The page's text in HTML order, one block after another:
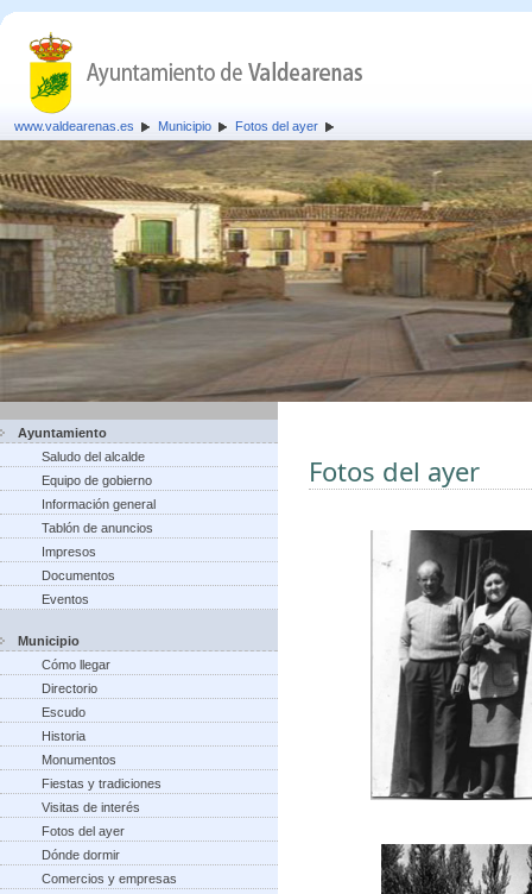
www.valdearenas.es Municipio Fotos del ayer
Ayuntamiento
Saludo del alcalde
Equipo de gobierno
Información general
Tablón de anuncios
Impresos
Documentos
Eventos
Municipio
Cómo llegar
Directorio
Escudo
Historia
Monumentos
Fiestas y tradiciones
Visitas de interés
Fotos del ayer
Dónde dormir
Comercios y empresas
Fotos del ayer